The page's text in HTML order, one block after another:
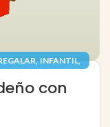
, INFANTIL,
con